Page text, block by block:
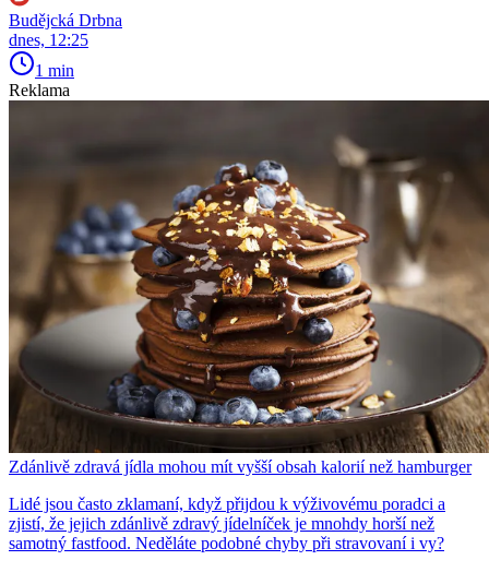
Budějcká Drbna
dnes, 12:25
1 min
Reklama
Zdánlivě zdravá jídla mohou mít vyšší obsah kalorií než hamburger
Lidé jsou často zklamaní, když přijdou k výživovému poradci a
zjistí, že jejich zdánlivě zdravý jídelníček je mnohdy horší než
samotný fastfood. Neděláte podobné chyby při stravovaní i vy?